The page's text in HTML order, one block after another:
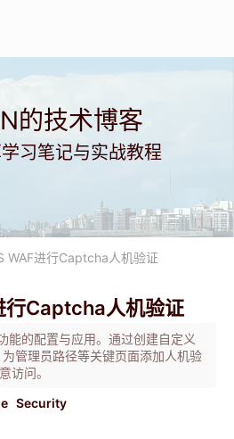
的技术博客
习笔记与实战教程
WAF进行Captcha人机验证
行Captcha人机验证
能的配置与应用。通过创建自定义
管理员路径等关键页面添加人机验
访问。
Security